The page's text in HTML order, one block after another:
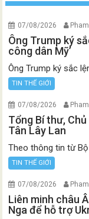
07/08/2026 Pham
Ông Trump ký
công dân Mỹ’
Ông Trump ký sắc
TIN THẾ GIỚI
07/08/2026 Pham
Tổng Bí thư,
Tân Lây Lan
Theo thông tin từ
TIN THẾ GIỚI
07/08/2026 Pham
Liên minh châu
Nga để hỗ trợ